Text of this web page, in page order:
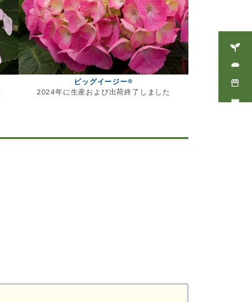
ビッグイージー®
2024年に生産および出荷終了しました